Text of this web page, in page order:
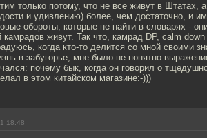
только потому, что не все живут в Штатах,
и удивлению) более, чем достаточно, и
обороты, которые не найти в словарях -
живут. Так что, камрад DP, calm
когда кто-то делится со мной своими
в забугорье, мне было не понятно
почему бык, когда он говорил о
в этом китайском магазине:-)))
18:48